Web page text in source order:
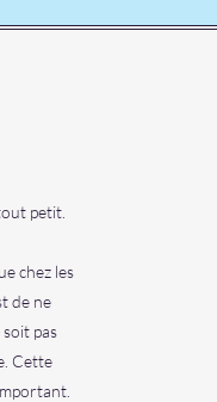
petit.
chez les
de ne
pas
Cette